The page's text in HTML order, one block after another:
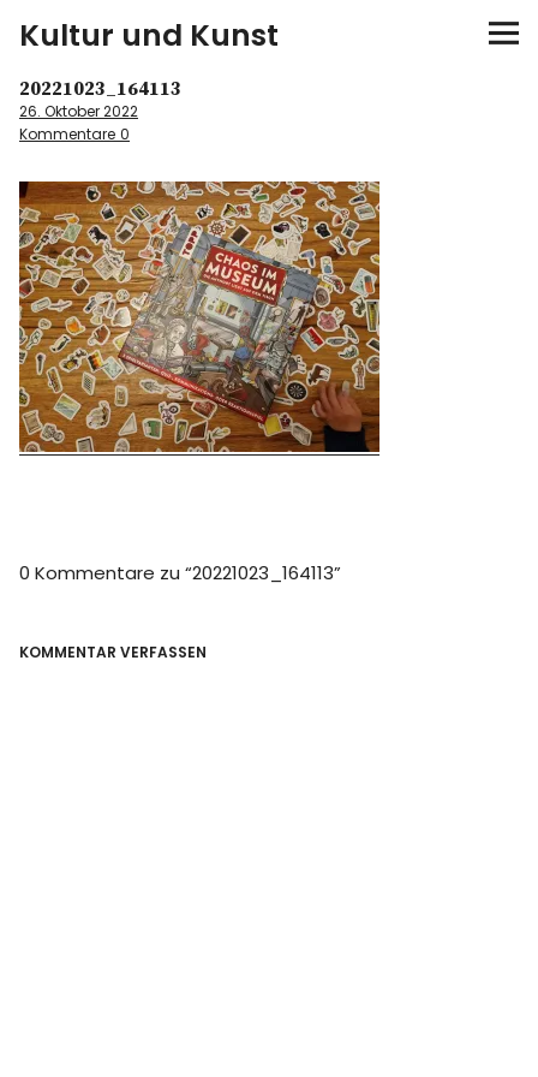
Kultur und Kunst
kultur & kunst
Spiele
Konzerte
Museen bei…
Bloggerreisen
20221023_164113
26. Oktober 2022
Kommentare 0
0 Kommentare zu “20221023_164113”
KOMMENTAR VERFASSEN